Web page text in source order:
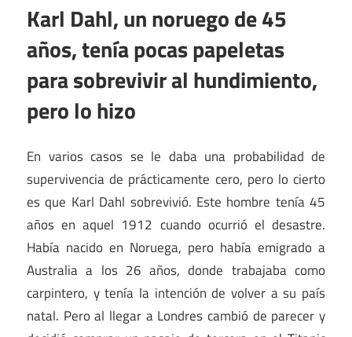
Karl Dahl, un noruego de 45
años, tenía pocas papeletas
para sobrevivir al hundimiento,
pero lo hizo
En varios casos se le daba una probabilidad de
supervivencia de prácticamente cero, pero lo cierto
es que Karl Dahl sobrevivió. Este hombre tenía 45
años en aquel 1912 cuando ocurrió el desastre.
Había nacido en Noruega, pero había emigrado a
Australia a los 26 años, donde trabajaba como
carpintero, y tenía la intención de volver a su país
natal. Pero al llegar a Londres cambió de parecer y